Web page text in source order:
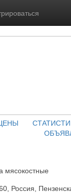
мясокостные
Россия,